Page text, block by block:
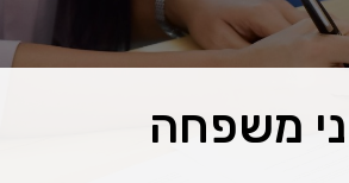
משפחה